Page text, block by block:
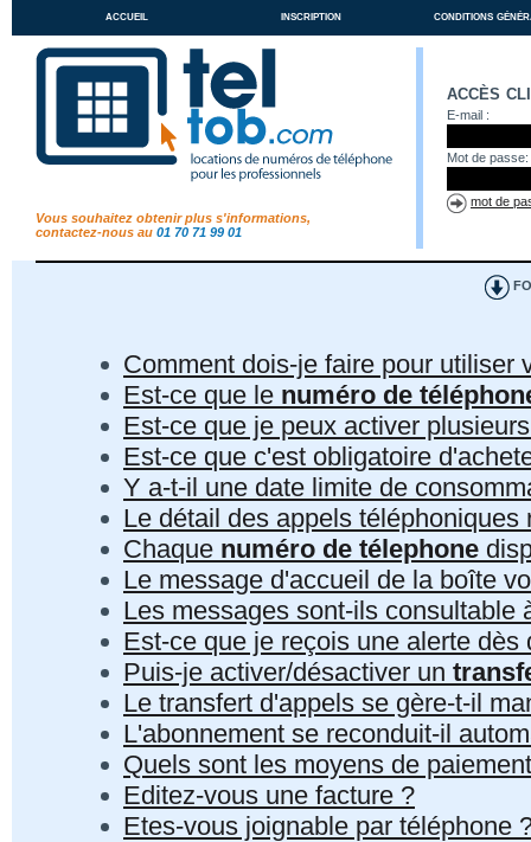
accueil inscription conditions
Vous souhaitez obtenir plus s'informations,
contactez-nous au 01 70 71 99 01
accès
E-mail :
Mot de passe:
mot de
Comment dois-je faire pour utiliser
Est-ce que le numéro de
Est-ce que je peux activer
Est-ce que c'est obligatoire
Y a-t-il une date limite de
Le détail des appels
Chaque numéro de télephone
Le message d'accueil de la boîte
Les messages sont-ils consultable
Est-ce que je reçois une alerte
Puis-je activer/désactiver un
Le transfert d'appels se gère-t-il
L'abonnement se reconduit-il
Quels sont les moyens de
Editez-vous une facture ?
Etes-vous joignable par téléphone